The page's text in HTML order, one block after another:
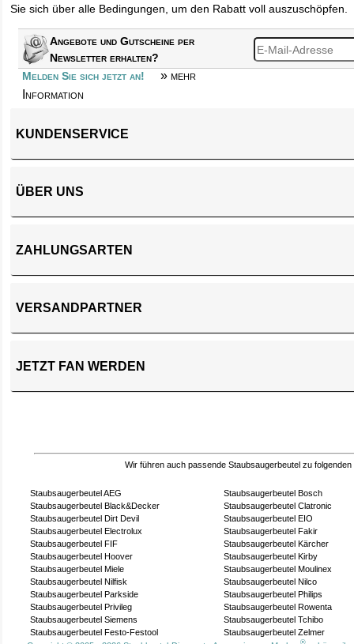
Sie sich über alle Bedingungen, um den Rabatt voll auszuschöpfen.
Angebote und Gutscheine per
Newsletter erhalten?
Melden Sie sich jetzt an!
» mehr
Information
KUNDENSERVICE
ÜBER UNS
ZAHLUNGSARTEN
VERSANDPARTNER
JETZT FAN WERDEN
Wir führen auch passende Staubsaugerbeutel zu folgenden
Staubsaugerbeutel AEG
Staubsaugerbeutel Bosch
Staubsaugerbeutel Black&Decker
Staubsaugerbeutel Clatronic
Staubsaugerbeutel Dirt Devil
Staubsaugerbeutel EIO
Staubsaugerbeutel Electrolux
Staubsaugerbeutel Fakir
Staubsaugerbeutel FIF
Staubsaugerbeutel Kärcher
Staubsaugerbeutel Hoover
Staubsaugerbeutel Kirby
Staubsaugerbeutel Miele
Staubsaugerbeutel Moulinex
Staubsaugerbeutel Nilfisk
Staubsaugerbeutel Nilco
Staubsaugerbeutel Parkside
Staubsaugerbeutel Philips
Staubsaugerbeutel Privileg
Staubsaugerbeutel Rowenta
Staubsaugerbeutel Siemens
Staubsaugerbeutel Tchibo
Staubsaugerbeutel Festo-Festool
Staubsaugerbeutel Zelmer
®